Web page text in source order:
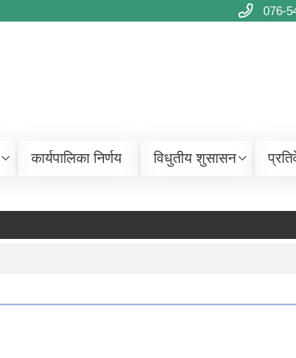
076-
कार्यपालिका निर्णय विधुतीय शुसासन